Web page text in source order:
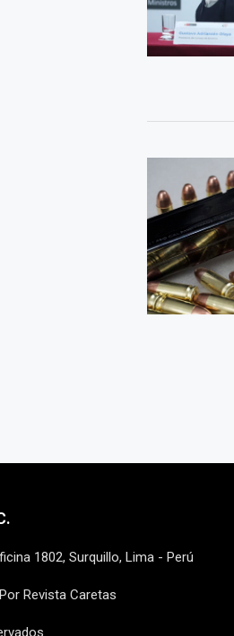
1802, Surquillo, Lima - Perú
Revista Caretas